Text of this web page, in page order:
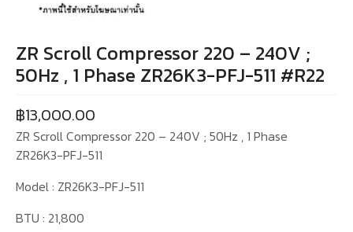
ZR Scroll Compressor 220 – 240V ;
50Hz , 1 Phase ZR26K3-PFJ-511 #R22
฿13,000.00
ZR Scroll Compressor 220 – 240V ; 50Hz , 1 Phase
ZR26K3-PFJ-511
Model : ZR26K3-PFJ-511
BTU : 21,800